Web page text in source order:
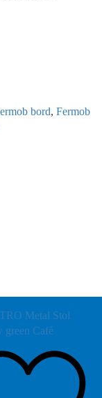
bord, Fermob